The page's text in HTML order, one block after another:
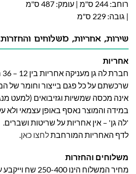
רוחב: 244 ס"מ | עומק: 487 ס"מ
| גובה: 229 ס"מ
שירות, אחריות, משלוחים והחזרות
אחריות
שרכשתם על כל פגם בייצור וחומר של
אינה מכסה שמשיות וגזיבואים (למעט
במידה והמוצר נאסף באופן עצמאי ולא
'לה גן' – אין אחריות על שריטות ושברים.
לדף האחריות המורחבתלחצו כאן.
משלוחים והחזרות
מחיר המשלוח הינו 250-400 שח וייקבע על פי אזור מגוריכם.